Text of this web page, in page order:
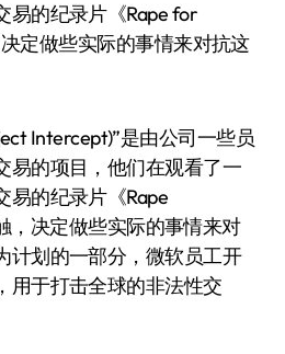
易的纪录片《Rape for
定做些实际的事情来对抗这
Intercept)”是由公司一些员
易的项目，他们在观看了一
易的纪录片《Rape
，决定做些实际的事情来对
计划的一部分，微软员工开
用于打击全球的非法性交